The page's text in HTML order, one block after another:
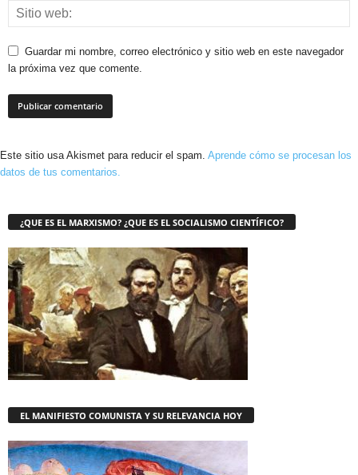
Guardar mi nombre, correo electrónico y sitio web en este navegador
la próxima vez que comente.
Este sitio usa Akismet para reducir el spam. Aprende cómo se procesan los
datos de tus comentarios.
¿QUE ES EL MARXISMO? ¿QUE ES EL SOCIALISMO CIENTÍFICO?
EL MANIFIESTO COMUNISTA Y SU RELEVANCIA HOY